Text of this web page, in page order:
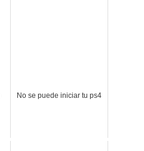
No se puede iniciar tu ps4